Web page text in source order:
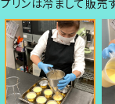
リンは冷まして販売